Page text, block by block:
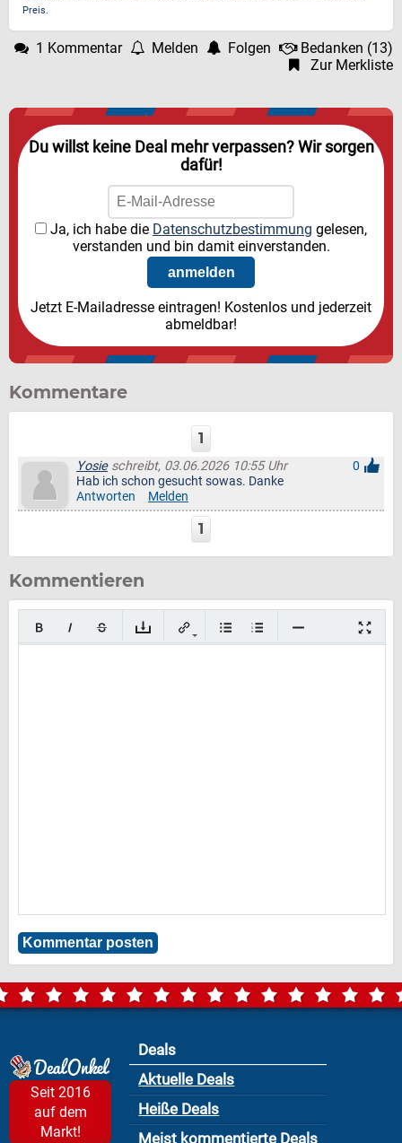
Preis.
1 Kommentar Melden Folgen Bedanken (13)
Zur Merkliste
Du willst keine Deal mehr verpassen? Wir sorgen
dafür!
Ja, ich habe die Datenschutzbestimmung gelesen,
verstanden und bin damit einverstanden.
Jetzt E-Mailadresse eintragen! Kostenlos und jederzeit
abmeldbar!
Kommentare
1
Yosieschreibt, 03.06.2026 10:55 Uhr
0
Hab ich schon gesucht sowas. Danke
Antworten
Melden
1
Kommentieren
Seit 2016
auf dem
Markt!
Deals
Aktuelle Deals
Heiße Deals
Meist kommentierte Deals